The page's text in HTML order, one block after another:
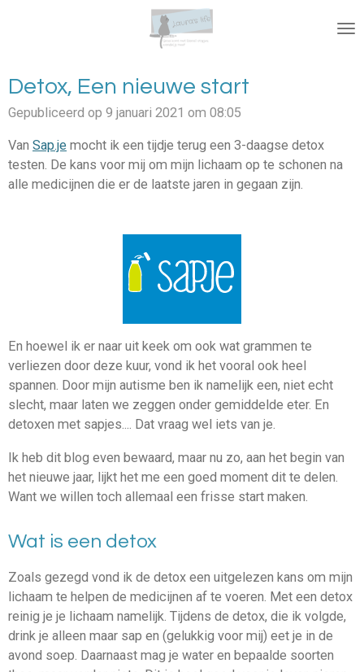
de
hoofdinhoud
Detox, Een nieuwe start
Gepubliceerd op 9 januari 2021 om 08:05
Van Sap.je mocht ik een tijdje terug een 3-daagse detox
testen. De kans voor mij om mijn lichaam op te schonen na
alle medicijnen die er de laatste jaren in gegaan zijn.
En hoewel ik er naar uit keek om ook wat grammen te
verliezen door deze kuur, vond ik het vooral ook heel
spannen. Door mijn autisme ben ik namelijk een, niet echt
slecht, maar laten we zeggen onder gemiddelde eter. En
detoxen met sapjes.... Dat vraag wel iets van je.
Ik heb dit blog even bewaard, maar nu zo, aan het begin van
het nieuwe jaar, lijkt het me een goed moment dit te delen.
Want we willen toch allemaal een frisse start maken.
Wat is een detox
Zoals gezegd vond ik de detox een uitgelezen kans om mijn
lichaam te helpen de medicijnen af te voeren. Met een detox
reinig je je lichaam namelijk. Tijdens de detox, die ik volgde,
drink je alleen maar sap en (gelukkig voor mij) eet je in de
avond soep. Daarnaast mag je water en bepaalde soorten